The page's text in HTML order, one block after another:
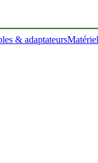
& adaptateurs